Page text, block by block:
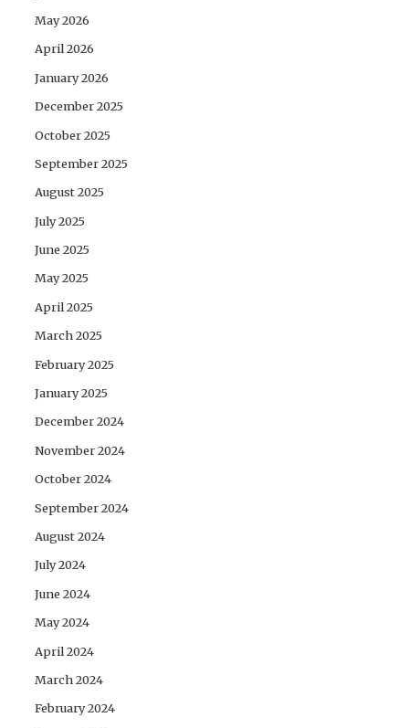
May 2026
April 2026
January 2026
December 2025
October 2025
September 2025
August 2025
July 2025
June 2025
May 2025
April 2025
March 2025
February 2025
January 2025
December 2024
November 2024
October 2024
September 2024
August 2024
July 2024
June 2024
May 2024
April 2024
March 2024
February 2024